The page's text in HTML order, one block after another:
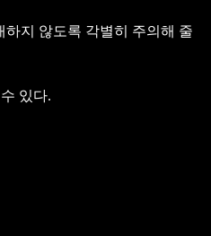
하지 않도록 각별히 주의해 줄
있다.